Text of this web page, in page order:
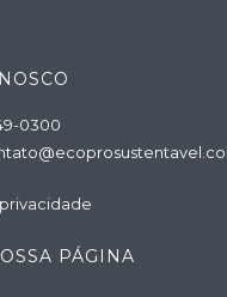
0300
PÁGINA